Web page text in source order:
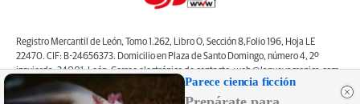
Registro Mercantil de León, Tomo 1.262, Libro O, Sección 8,Folio 196, Hoja LE
22470. CIF: B-24656373. Domicilio en Plaza de Santo Domingo, número 4, 2º
izquierda, 24001, León. Correo electrónico de contacto: web@lanuevacronica.com.
Copyright © ALNUAR 2000 S.L. (LA NUEVA CRÓNICA). Incluye contenidos de la
empresa, de empresas del grupo o de terceros.
Parece ciencia ficción